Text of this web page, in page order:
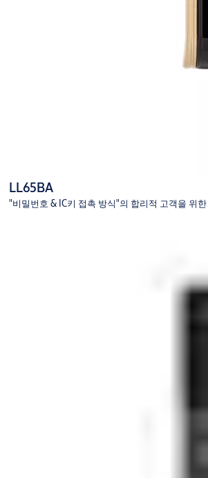
LL65BA
"비밀번호 & IC키 접촉 방식"의 합리적 고객을 위